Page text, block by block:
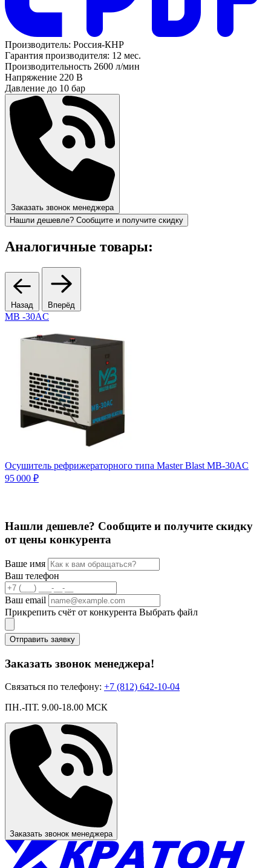
Производитель: Россия-КНР
Гарантия производителя: 12 мес.
Производительность 2600 л/мин
Напряжение 220 В
Давление до 10 бар
Заказать звонок менеджера
Нашли дешевле? Сообщите и получите скидку
Аналогичные товары:
Назад Вперёд
MB -30AC
Осушитель рефрижераторного типа Master Blast MB-30AC
95 000 ₽
Нашли дешевле? Сообщите и получите скидку
от цены конкурента
Ваше имя
Ваш телефон
Ваш email
Прикрепить счёт от конкурента Выбрать файл
Отправить заявку
Заказать звонок менеджера!
Связаться по телефону: +7 (812) 642-10-04
ПН.-ПТ. 9.00-18.00 МСК
Заказать звонок менеджера